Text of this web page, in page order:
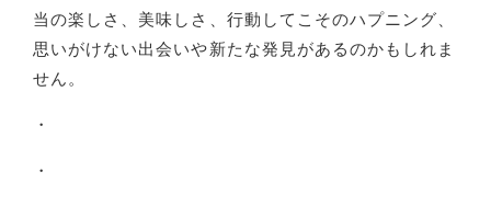
当の楽しさ、美味しさ、行動してこそのハプニング、
思いがけない出会いや新たな発見があるのかもしれま
せん。
・
・